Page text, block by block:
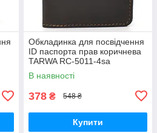
Обкладинка для посвідчення
ID паспорта прав коричнева
TARWA RC-5011-4sa
В наявності
378 ₴ 548 ₴
Купити